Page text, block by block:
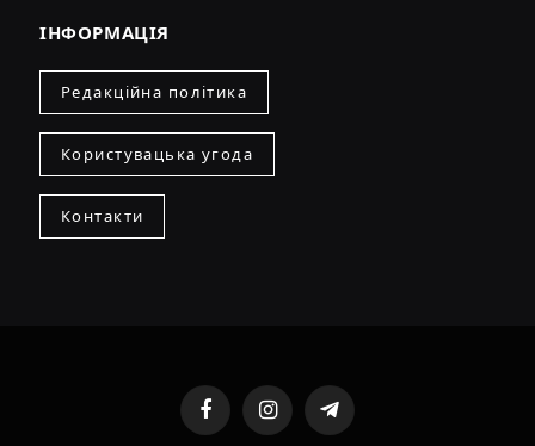
ІНФОРМАЦІЯ
Редакційна політика
Користувацька угода
Контакти
FacebookInstagramTelegram